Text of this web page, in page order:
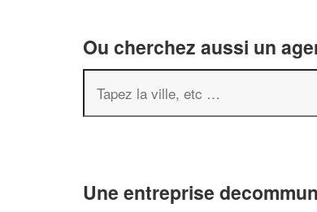
Ou cherchez aussi un
Une entreprise